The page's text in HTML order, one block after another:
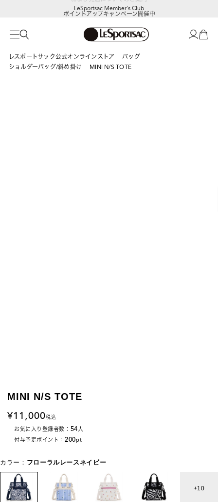
LeSportsac Member's Club
ポイントアップキャンペーン開催中
レスポートサック公式オンラインストア
バッグ
ショルダーバッグ/斜め掛け
MINI N/S TOTE
MINI N/S TOTE
11,000税込
お気に入り登録者数： 54人
付与予定ポイント： 200pt
カラー： フローラルレースネイビー
10